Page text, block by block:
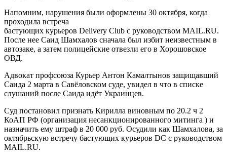
Напомним, нарушения были оформлены 30 октября, когда
проходила встреча
бастующих курьеров Delivery Club с руководством MAIL.RU.
После нее Саид Шамхалов сначала был избит неизвестным в
автозаке, а затем полицейские отвезли его в Хорошовское
ОВД.
Адвокат профсоюза Курьер Антон Камалтынов защищавший
Саида 2 марта в Савёловском суде, увидел в что в списке
слушаний после Саида идёт Украинцев.
Суд постановил признать Кирилла виновным по 20.2 ч 2
КоАП РФ (организация несанкционированного митинга ) и
назначить ему штраф в 20 000 руб. Осудили как Шамхалова, за
октябрьскую встречу бастующих курьеров DC c руководством
MAIL.RU.